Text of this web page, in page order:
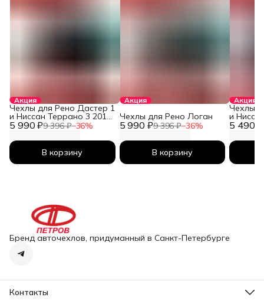
Акция
5 990 ₽9 396 ₽−36%
Чехлы для Рено Дастер 1
и Ниссан Террано 3 2010-
2026
В корзину
Акция
5 990 ₽9 396 ₽−36%
Чехлы для Рено Логан
В корзину
Акция
5 490 ₽
Чехлы
и
2026
Бренд авточехлов, придуманный в Санкт-Петербурге
Контакты